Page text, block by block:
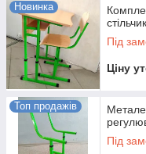
Новинка
Під
Ціну
Топ продажів
Під